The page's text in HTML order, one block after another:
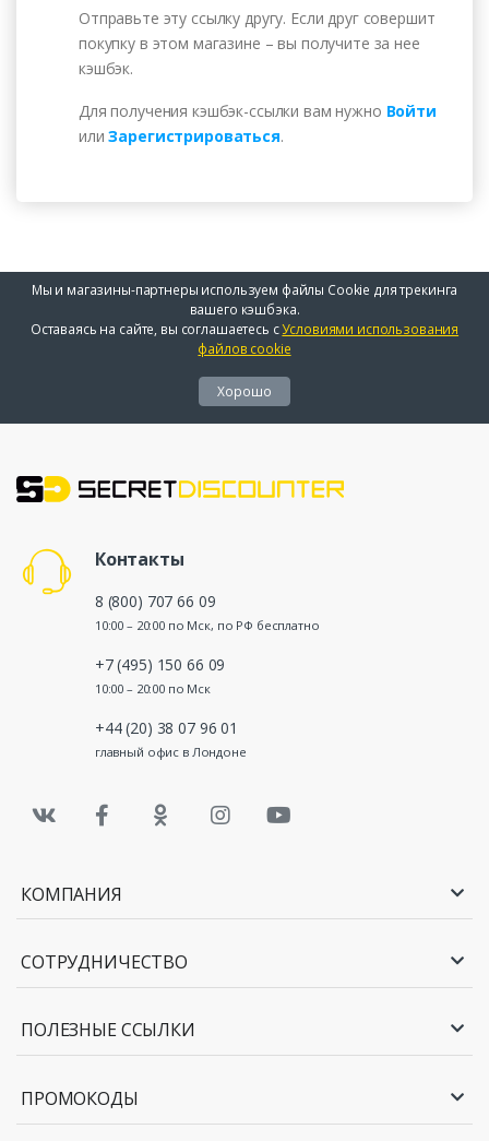
Отправьте эту ссылку другу. Если друг совершит
покупку в этом магазине – вы получите за нее
кэшбэк.
Для получения кэшбэк-ссылки вам нужно Войти
илиЗарегистрироваться.
Мы и магазины-партнеры используем файлы Cookie для трекинга
вашего кэшбэка.
Оставаясь на сайте, вы соглашаетесь сУсловиями использования
файлов cookie
Хорошо
Контакты
8 (800) 707 66 09
10:00 – 20:00 по Мск, по РФ бесплатно
+7 (495) 150 66 09
10:00 – 20:00 по Мск
+44 (20) 38 07 96 01
главный офис в Лондоне
КОМПАНИЯ
СОТРУДНИЧЕСТВО
ПОЛЕЗНЫЕ ССЫЛКИ
ПРОМОКОДЫ